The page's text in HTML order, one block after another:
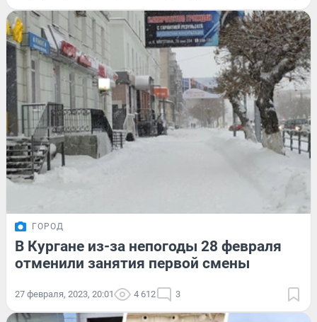
ГОРОД
В Кургане из-за непогоды 28 февраля
отменили занятия первой смены
27 февраля, 2023, 20:01 4 612 3